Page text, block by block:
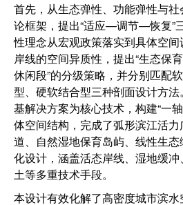
首先，从生态弹性、功能弹性与
论框架，提出“适应—调节—恢复”
性理念从宏观政策落实到具体空
岸线的空间异质性，提出“生态
休闲段”的分级策略，并分别匹配
型、硬软结合型三种剖面设计方
基解决方案为核心技术，构建“一
体空间结构，完成了弧形滨江活
道、自然湿地保育岛屿、线性生
化设计，涵盖活态岸线、湿地缓
土等多重技术手段。
本设计有效化解了高密度城市滨